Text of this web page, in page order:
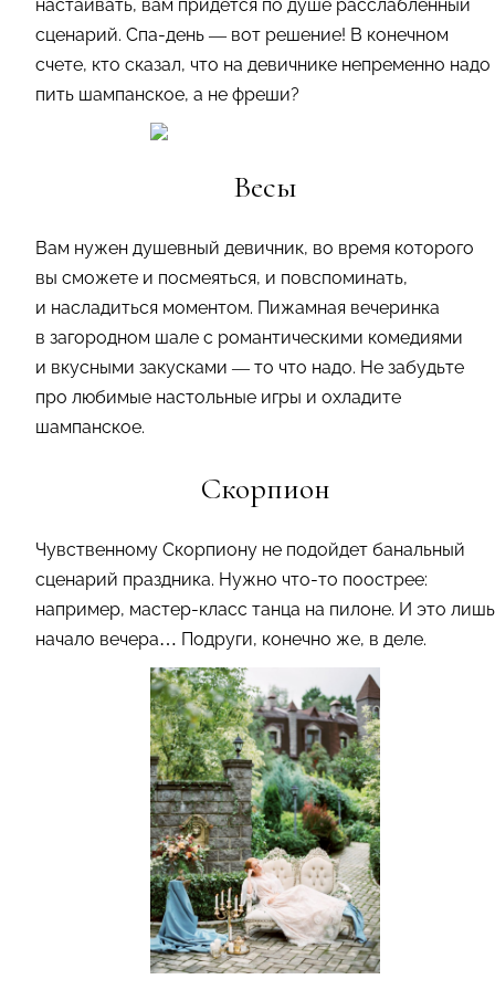
настаивать, вам придется по душе расслабленный
сценарий. Спа-день — вот решение! В конечном
счете, кто сказал, что на девичнике непременно надо
пить шампанское, а не фреши?
Весы
Вам нужен душевный девичник, во время которого
вы сможете и посмеяться, и повспоминать,
и насладиться моментом. Пижамная вечеринка
в загородном шале с романтическими комедиями
и вкусными закусками — то что надо. Не забудьте
про любимые настольные игры и охладите
шампанское.
Скорпион
Чувственному Скорпиону не подойдет банальный
сценарий праздника. Нужно что-то поострее:
например, мастер-класс танца на пилоне. И это лишь
начало вечера… Подруги, конечно же, в деле.